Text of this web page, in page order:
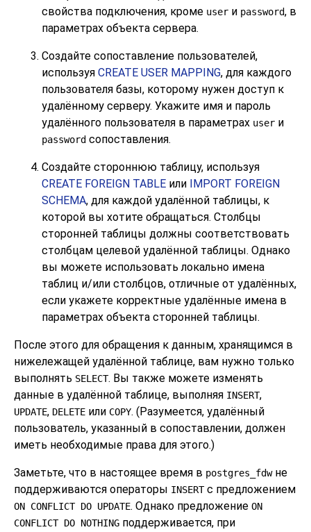
свойства подключения, кроме user и password, в
параметрах объекта сервера.
Создайте сопоставление пользователей,
используя CREATE USER MAPPING, для каждого
пользователя базы, которому нужен доступ к
удалённому серверу. Укажите имя и пароль
удалённого пользователя в параметрах user и
password сопоставления.
Создайте стороннюю таблицу, используя
CREATE FOREIGN TABLE или IMPORT FOREIGN
SCHEMA, для каждой удалённой таблицы, к
которой вы хотите обращаться. Столбцы
сторонней таблицы должны соответствовать
столбцам целевой удалённой таблицы. Однако
вы можете использовать локально имена
таблиц и/или столбцов, отличные от удалённых,
если укажете корректные удалённые имена в
параметрах объекта сторонней таблицы.
После этого для обращения к данным, хранящимся в
нижележащей удалённой таблице, вам нужно только
выполнять SELECT. Вы также можете изменять
данные в удалённой таблице, выполняя INSERT,
UPDATE, DELETE или COPY. (Разумеется, удалённый
пользователь, указанный в сопоставлении, должен
иметь необходимые права для этого.)
Заметьте, что в настоящее время в postgres_fdwне
поддерживаются операторы INSERTс предложением
ON CONFLICT DO UPDATE. Однако предложение ON
CONFLICT DO NOTHING поддерживается, при